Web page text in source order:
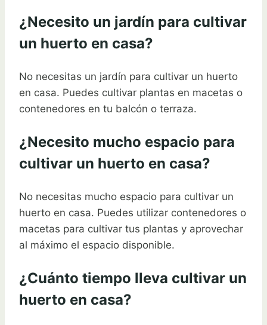
¿Necesito un jardín para cultivar
un huerto en casa?
No necesitas un jardín para cultivar un huerto
en casa. Puedes cultivar plantas en macetas o
contenedores en tu balcón o terraza.
¿Necesito mucho espacio para
cultivar un huerto en casa?
No necesitas mucho espacio para cultivar un
huerto en casa. Puedes utilizar contenedores o
macetas para cultivar tus plantas y aprovechar
al máximo el espacio disponible.
¿Cuánto tiempo lleva cultivar un
huerto en casa?